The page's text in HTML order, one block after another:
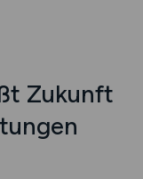
Zukunft